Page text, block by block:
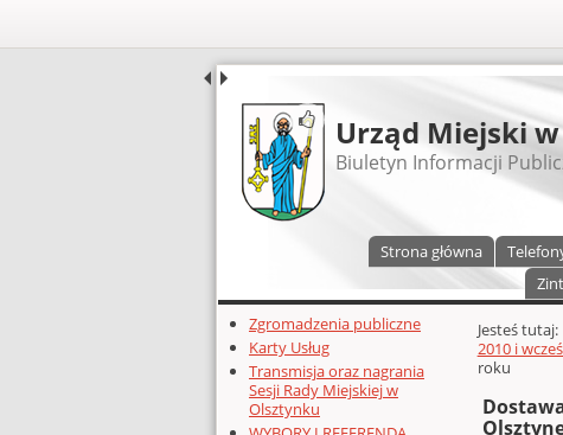
UDOSTĘPNIJ
Urząd Miejski
Biuletyn Informacji
Strona główna
Dodatkowe zasoby (lewa kolumna)
Zgromadzenia publiczne
Karty Usług
Transmisja oraz nagrania
Sesji Rady Miejskiej w
Olsztynku
Głównej
Jesteś tutaj:
2010 i
roku